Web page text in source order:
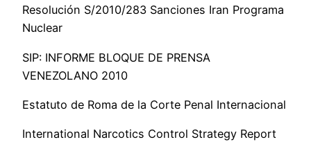
Resolución S/2010/283 Sanciones Iran Programa
Nuclear
SIP: INFORME BLOQUE DE PRENSA
VENEZOLANO 2010
Estatuto de Roma de la Corte Penal Internacional
International Narcotics Control Strategy Report